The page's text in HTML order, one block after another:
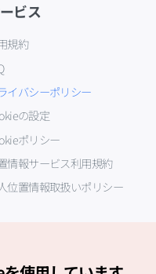
ビス
規約
イバシーポリシー
の設定
ポリシー
情報サービス利用規約
位置情報取扱いポリシー